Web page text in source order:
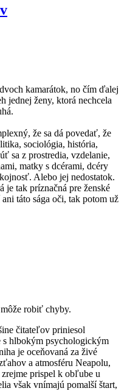
kamarátok, no čím ďalej
jednej ženy, ktorá nechcela
že sa dá povedať, že
sociológia, história,
sa z prostredia, vzdelanie,
matky s dcérami, dcéry
Alebo jej nedostatok.
je tak príznačná pre ženské
táto sága oči, tak potom už
robiť chyby.
čitateľov priniesol
s hlbokým psychologickým
je oceňovaná za živé
a atmosféru Neapolu,
prispel k obľube u
však vnímajú pomalší štart,